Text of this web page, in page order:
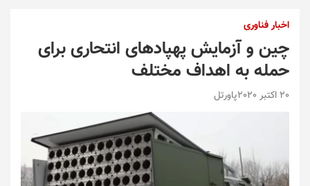
اخبار فناوری
چین و آزمایش‌ پهپادهای انتحاری برای
حمله به اهداف مختلف
20 اکتبر 2020 پاورتل